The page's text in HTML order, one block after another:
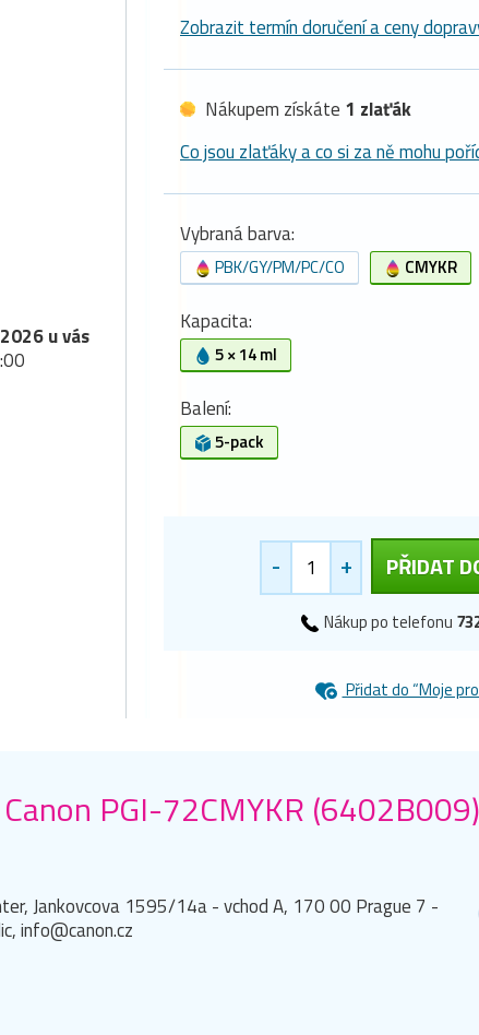
u vás
Zobrazit termín doručení a ceny
Nákupem získáte 1 zlaťák
Co jsou zlaťáky a co si za ně mohu
Vybraná barva:
PBK/GY/PM/PC/CO CMYKR
Kapacita:
5 × 14 ml
Balení:
5-pack
- + PŘIDAT
Nákup po telefonu
Přidat do “Moje
PGI-72CMYKR
Jankovcova 1595/14a - vchod A, 170 00 Prague 7 -
info@canon.cz